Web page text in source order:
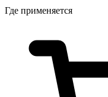
Где применяется